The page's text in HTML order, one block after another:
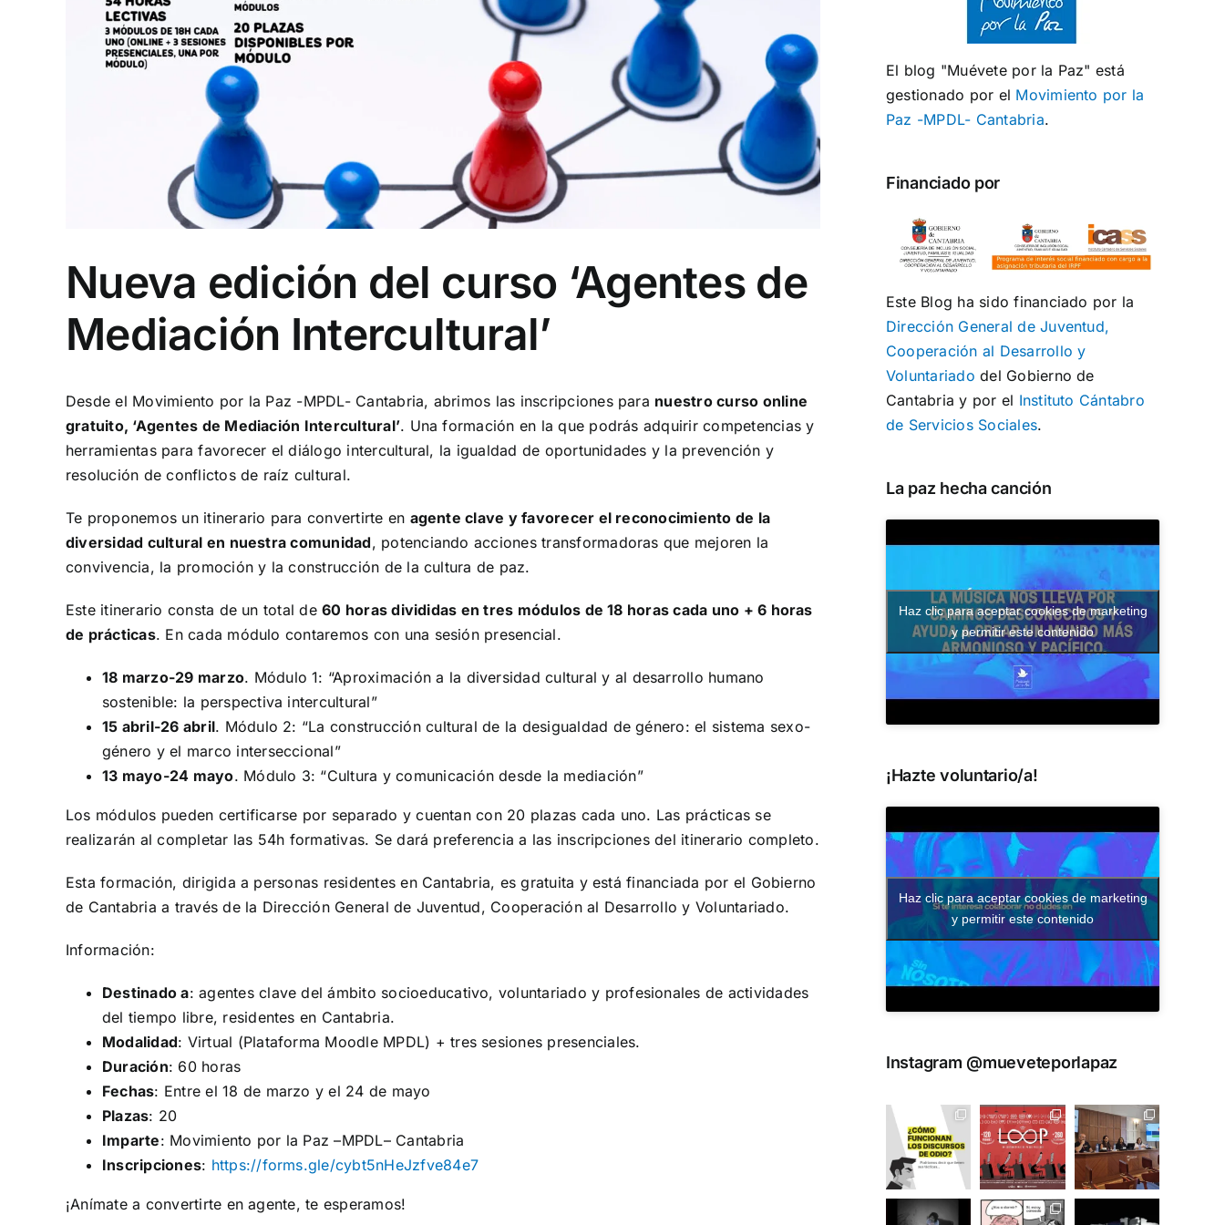
Nueva edición del curso ‘Agentes de
Mediación Intercultural’
Desde el Movimiento por la Paz -MPDL- Cantabria, abrimos las inscripciones para nuestro curso online
gratuito, ‘Agentes de Mediación Intercultural’. Una formación en la que podrás adquirir competencias y
herramientas para favorecer el diálogo intercultural, la igualdad de oportunidades y la prevención y
resolución de conflictos de raíz cultural.
Te proponemos un itinerario para convertirte en agente clave y favorecer el reconocimiento de la
diversidad cultural en nuestra comunidad, potenciando acciones transformadoras que mejoren la
convivencia, la promoción y la construcción de la cultura de paz.
Este itinerario consta de un total de60 horas divididas en tres módulos de 18 horas cada uno + 6 horas
de prácticas. En cada módulo contaremos con una sesión presencial.
18 marzo-29 marzo. Módulo 1: “Aproximación a la diversidad cultural y al desarrollo humano
sostenible: la perspectiva intercultural”
15 abril-26 abril. Módulo 2: “La construcción cultural de la desigualdad de género: el sistema sexo-
género y el marco interseccional”
13 mayo-24 mayo. Módulo 3: “Cultura y comunicación desde la mediación”
Los módulos pueden certificarse por separado y cuentan con 20 plazas cada uno. Las prácticas se
realizarán al completar las 54h formativas. Se dará preferencia a las inscripciones del itinerario completo.
Esta formación, dirigida a personas residentes en Cantabria, es gratuita y está financiada por el Gobierno
de Cantabria a través de la Dirección General de Juventud, Cooperación al Desarrollo y Voluntariado.
Información:
Destinado a: agentes clave del ámbito socioeducativo, voluntariado y profesionales de actividades
del tiempo libre, residentes en Cantabria.
Modalidad: Virtual (Plataforma Moodle MPDL) + tres sesiones presenciales.
Duración: 60 horas
Fechas: Entre el 18 de marzo y el 24 de mayo
Plazas: 20
Imparte: Movimiento por la Paz –MPDL– Cantabria
Inscripciones: https://forms.gle/cybt5nHeJzfve84e7
¡Anímate a convertirte en agente, te esperamos!
El blog "Muévete por la Paz" está
gestionado por el Movimiento por la
Paz -MPDL- Cantabria.
Financiado por
Este Blog ha sido financiado por la
Dirección General de Juventud,
Cooperación al Desarrollo y
Voluntariado del Gobierno de
Cantabria y por el Instituto Cántabro
de Servicios Sociales.
La paz hecha canción
Haz clic para aceptar cookies de marketing
y permitir este contenido
¡Hazte voluntario/a!
Haz clic para aceptar cookies de marketing
y permitir este contenido
Instagram @mueveteporlapaz